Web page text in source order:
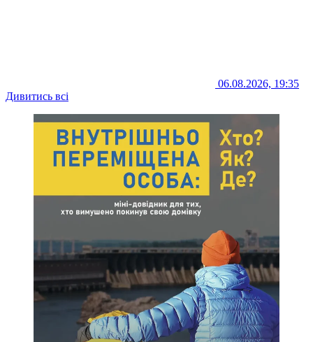
06.08.2026, 19:35
Дивитись всі